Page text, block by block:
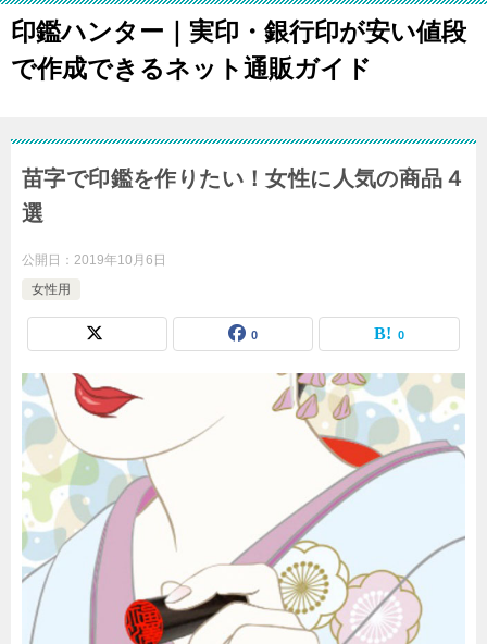
印鑑ハンター｜実印・銀行印が安い値段
で作成できるネット通販ガイド
苗字で印鑑を作りたい！女性に人気の商品４
選
公開日： 2019年10月6日
女性用
0 0